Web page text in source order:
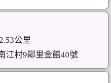
公里
江村9鄰里金館40號